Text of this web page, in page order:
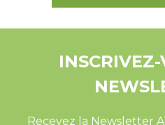
Recevez la Newsletter